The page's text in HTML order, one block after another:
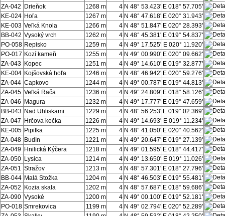
ZA-042
Drieňok 1268 m 4 N 48° 53.423' E 018° 57.705'
KE-024 Hoľa 1267 m 4 N 48° 47.618' E 020° 31.943'
KE-003 Veľká Knola 1266 m 4 N 48° 51.847' E 020° 28.393'
BB-042 Vysoký vrch 1262 m 4 N 48° 45.381' E 019° 54.837'
PO-058 Repisko 1259 m 4 N 49° 17.525' E 020° 11.920'
PO-017 Kozí kameň 1255 m 4 N 49° 00.990' E 020° 09.662'
ZA-043 Kopec 1251 m 4 N 49° 14.610' E 019° 32.877'
KE-004 Kojšovská hoľa 1246 m 4 N 48° 46.942' E 020° 59.276'
ZA-044 Capkovo 1244 m 4 N 49° 00.787' E 019° 44.813'
ZA-045 Veľká Rača 1236 m 4 N 49° 24.809' E 018° 58.126'
ZA-046
Magura 1232 m 4 N 49° 17.777' E 019° 47.659'
BB-043 Nad Uhliskami 1229 m 4 N 48° 56.253' E 019° 02.369'
ZA-047
Hrčova kečka 1226 m 4 N 49° 14.693' E 019° 11.234'
KE-005 Pipitka 1225 m 4 N 48° 41.050' E 020° 40.562'
ZA-048 Budín 1221 m 4 N 49° 20.647' E 019° 27.139'
ZA-049 Hnilická Kýčera 1218 m 4 N 49° 01.595' E 018° 44.417'
ZA-050 Lysica 1214 m 4 N 49° 13.650' E 019° 11.026'
ZA-051 Stražov 1213 m 4 N 48° 57.301' E 018° 27.796'
BB-044 Malá Stožka 1204 m 4 N 48° 46.503' E 019° 55.481'
ZA-052
Kozia skala 1202 m 4 N 48° 57.687' E 018° 59.686'
ZA-090 Vysoké 1200 m 4 N 49° 00.100' E 019° 52.181'
PO-018 Smrekovica 1199 m 4 N 49° 02.794' E 020° 52.289'